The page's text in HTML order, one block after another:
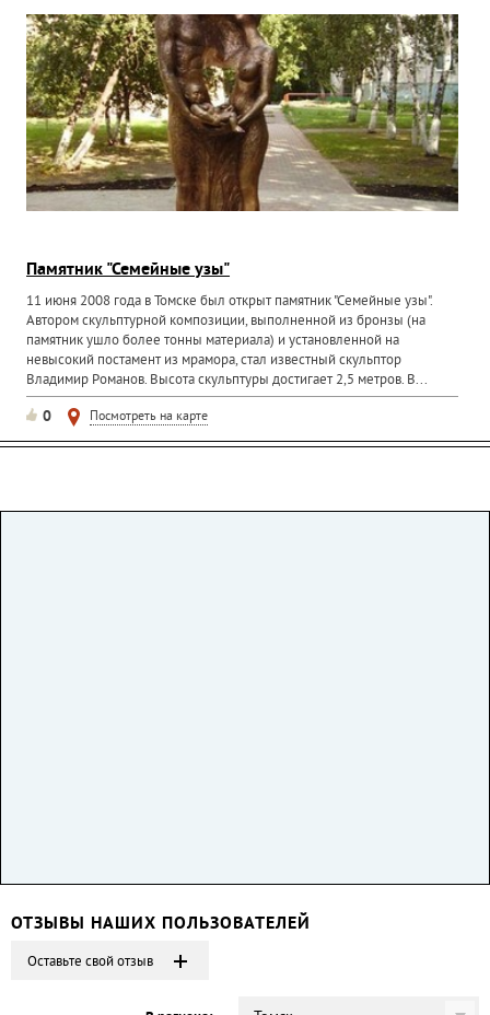
Памятник "Семейные узы"
11 июня 2008 года в Томске был открыт памятник "Семейные узы".
Автором скульптурной композиции, выполненной из бронзы (на
памятник ушло более тонны материала) и установленной на
невысокий постамент из мрамора, стал известный скульптор
Владимир Романов. Высота скульптуры достигает 2,5 метров. В...
0 Посмотреть на карте
ОТЗЫВЫ НАШИХ ПОЛЬЗОВАТЕЛЕЙ
Оставьте свой отзыв